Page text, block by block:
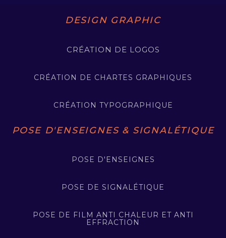
DESIGN GRAPHIC
CRÉATION DE LOGOS
CRÉATION DE CHARTES GRAPHIQUES
CRÉATION TYPOGRAPHIQUE
POSE D'ENSEIGNES & SIGNALÉTIQUE
POSE D'ENSEIGNES
POSE DE SIGNALÉTIQUE
POSE DE FILM ANTI CHALEUR ET ANTI
EFFRACTION